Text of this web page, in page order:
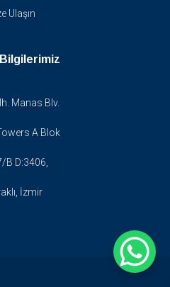
Ulaşın
Manas Blv.
A Blok
B D:3406,
İzmir